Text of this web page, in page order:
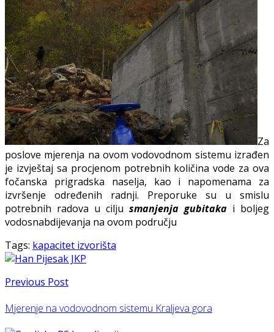
Za
poslove mjerenja na ovom vodovodnom sistemu izrađen
je izvještaj sa procjenom potrebnih količina vode za ova
fočanska prigradska naselja, kao i napomenama za
izvršenje određenih radnji. Preporuke su u smislu
potrebnih radova u cilju smanjenja gubitaka i boljeg
vodosnabdijevanja na ovom području
Tags: kapacitet izvorišta
Previous Post
Mjerenje na vodovodnom sistemu Kraljeva gora